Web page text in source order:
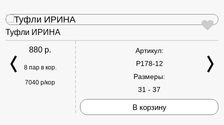
Туфли ИРИНА
880 р.
8 пар в кор.
7040 р/кор
Артикул:
P178-12
Размеры:
31 - 37
В корзину